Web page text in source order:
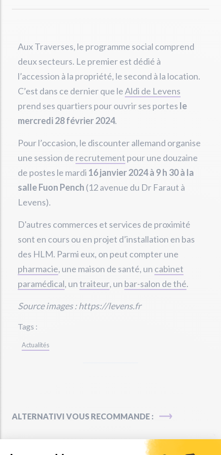
Aux Traverses, le programme social comprend
deux secteurs. Le premier est dédié à
l’accession à la propriété, le second à la location.
C’est dans ce dernier que leAldi de Levens
prend ses quartiers pour ouvrir ses portes le
mercredi 28 février 2024.
Pour l’occasion, le discounter allemand organise
une session de recrutement pour une douzaine
de postes le mardi 16 janvier 2024 à 9 h 30 à la
salle Fuon Pench (12 avenue du Dr Faraut à
Levens).
D'autres commerces et services de proximité
sont en cours ou en projet d’installation en bas
des HLM. Parmi eux, on peut compter une
pharmacie, une maison de santé, un cabinet
paramédical, untraiteur, un bar-salon de thé.
Source images : https://levens.fr
Tags :
Actualités
ALTERNATIVI VOUS RECOMMANDE :